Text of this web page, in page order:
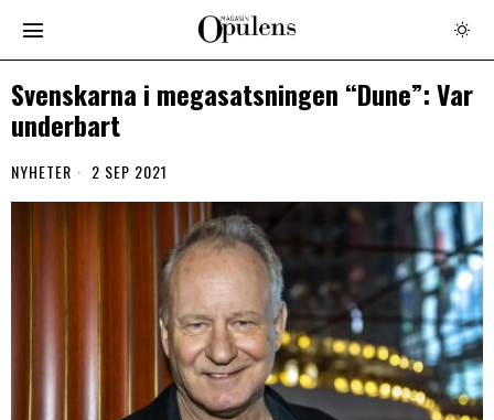
Svenskarna i megasatsningen “Dune”: Var
underbart
NYHETER 2 SEP 2021